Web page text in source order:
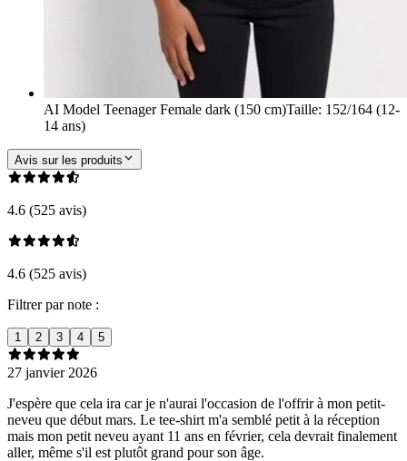
AI Model Teenager Female dark (150 cm)Taille: 152/164 (12-
14 ans)
Avis sur les produits
4.6 (525 avis)
4.6 (525 avis)
Filtrer par note :
1 2 3 4 5
27 janvier 2026
J'espère que cela ira car je n'aurai l'occasion de l'offrir à mon petit-
neveu que début mars. Le tee-shirt m'a semblé petit à la réception
mais mon petit neveu ayant 11 ans en février, cela devrait finalement
aller, même s'il est plutôt grand pour son âge.